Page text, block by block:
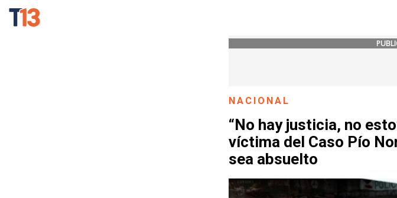
NACIONAL
“No hay justicia, no
víctima del Caso Pío
sea absuelto